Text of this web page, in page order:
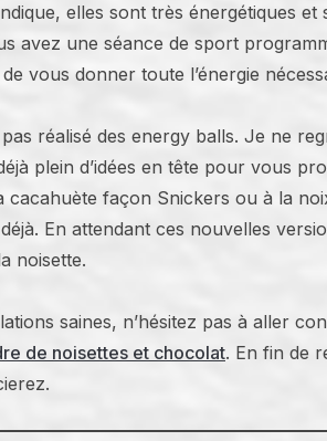
elles sont très énergétiques et
avez une séance de sport
vous donner toute l’énergie
réalisé des energy balls. Je ne
plein d’idées en tête pour vous
cacahuète façon Snickers ou à la
En attendant ces nouvelles
noisette.
saines, n’hésitez pas à aller
de noisettes et chocolat. En fin de